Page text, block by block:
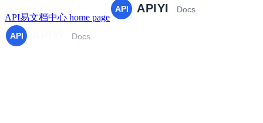
API易文档中心 home page